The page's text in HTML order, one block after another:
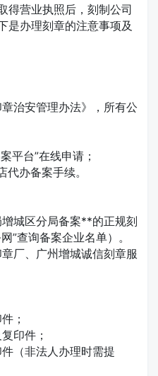
得营业执照后，刻制公司
是办理刻章的注意事项及
治安管理办法》，所有公
平台”在线申请；
办备案手续。
城区分局备案**的正规刻
”查询备案企业名单）。
厂、广州增城诚信刻章服
；
印件；
（非法人办理时需提